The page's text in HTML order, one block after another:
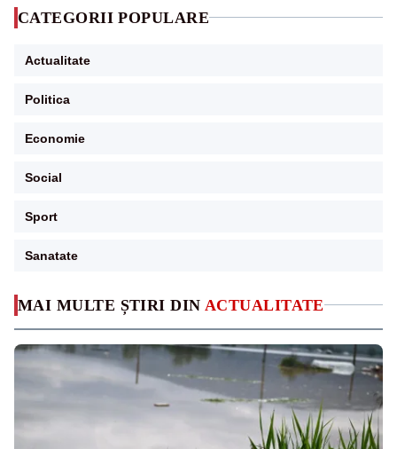
MAI MULTE ȘTIRI DIN ACTUALITATE
CATEGORII POPULARE
Actualitate
Politica
Economie
Social
Sport
Sanatate